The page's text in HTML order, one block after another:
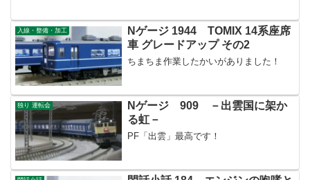
入線・整備・加工
Nゲージ 1944 TOMIX 14系座席
車 グレードアップ その2
ちまちま作業したかいがありました！
独り 運転会
Nゲージ 909 －出雲国に架か
る虹－
PF「出雲」最高です！